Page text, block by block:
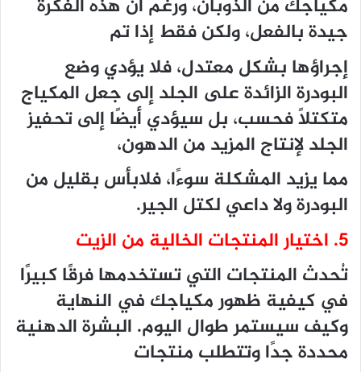
مكياجك من الذوبان، ورغم أن هذه الفكرة
جيدة بالفعل، ولكن فقط إذا تم
إجراؤها بشكل معتدل، فلا يؤدي وضع
البودرة الزائدة على الجلد إلى جعل المكياج
متكتلًا فحسب، بل سيؤدي أيضًا إلى تحفيز
الجلد لإنتاج المزيد من الدهون،
مما يزيد المشكلة سوءًا، فلابأس بقليل من
البودرة ولا داعي لكتل الجير.
5. اختيار المنتجات الخالية من الزيت
تُحدث المنتجات التي تستخدمها فرقًا كبيرًا
في كيفية ظهور مكياجك في النهاية
وكيف سيستمر طوال اليوم. البشرة الدهنية
محددة جدًا وتتطلب منتجات